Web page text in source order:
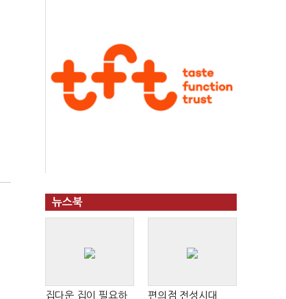
뉴스북
집다운 집이 필요하
편의점 전성시대